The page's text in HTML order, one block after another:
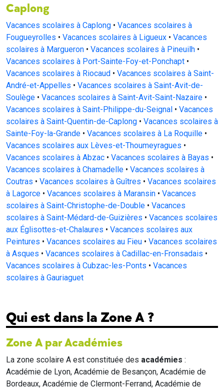
Caplong
Vacances scolaires à Caplong • Vacances scolaires à
Fougueyrolles • Vacances scolaires à Ligueux • Vacances
scolaires à Margueron • Vacances scolaires à Pineuilh •
Vacances scolaires à Port-Sainte-Foy-et-Ponchapt •
Vacances scolaires à Riocaud • Vacances scolaires à Saint-
André-et-Appelles • Vacances scolaires à Saint-Avit-de-
Soulège • Vacances scolaires à Saint-Avit-Saint-Nazaire •
Vacances scolaires à Saint-Philippe-du-Seignal • Vacances
scolaires à Saint-Quentin-de-Caplong • Vacances scolaires à
Sainte-Foy-la-Grande • Vacances scolaires à La Roquille •
Vacances scolaires aux Lèves-et-Thoumeyragues •
Vacances scolaires à Abzac • Vacances scolaires à Bayas •
Vacances scolaires à Chamadelle • Vacances scolaires à
Coutras • Vacances scolaires à Guîtres • Vacances scolaires
à Lagorce • Vacances scolaires à Maransin • Vacances
scolaires à Saint-Christophe-de-Double • Vacances
scolaires à Saint-Médard-de-Guizières • Vacances scolaires
aux Églisottes-et-Chalaures • Vacances scolaires aux
Peintures • Vacances scolaires au Fieu • Vacances scolaires
à Asques • Vacances scolaires à Cadillac-en-Fronsadais •
Vacances scolaires à Cubzac-les-Ponts • Vacances
scolaires à Gauriaguet
Qui est dans la Zone A ?
Zone A par Académies
La zone scolaire A est constituée des académies :
Académie de Lyon, Académie de Besançon, Académie de
Bordeaux, Académie de Clermont-Ferrand, Académie de